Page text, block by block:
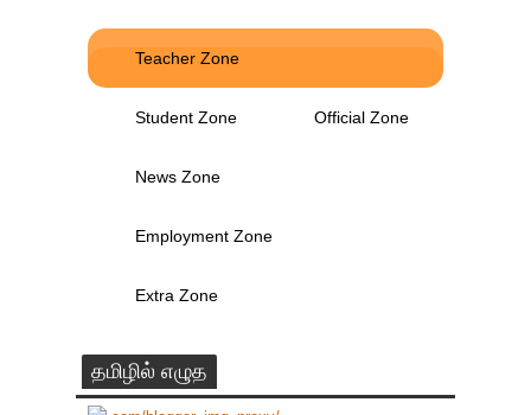
Teacher Zone
Student Zone Official Zone
News Zone
Employment Zone
Extra Zone
தமிழில் எழுத